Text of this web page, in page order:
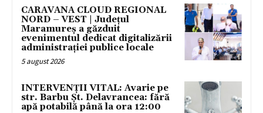
CARAVANA CLOUD REGIONAL
NORD – VEST | Județul
Maramureș a găzduit
evenimentul dedicat digitalizării
administrației publice locale
5 august 2026
INTERVENȚII VITAL: Avarie pe
str. Barbu Șt. Delavrancea: fără
apă potabilă până la ora 12:00